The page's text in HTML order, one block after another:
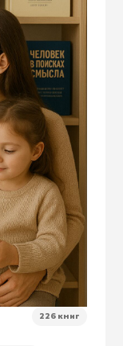
226 книг